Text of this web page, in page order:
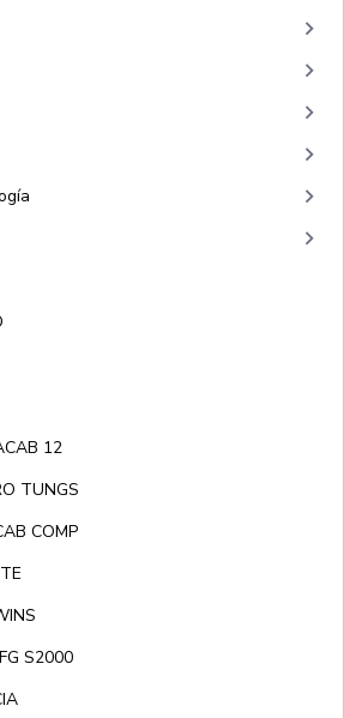
keyboard_arrow_right
keyboard_arrow_right
keyboard_arrow_right
keyboard_arrow_right
keyboard_arrow_right
keyboard_arrow_right
12
TUNGS
COMP
S2000